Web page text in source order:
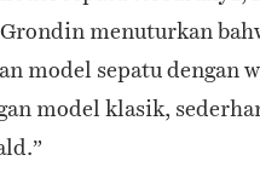
menuturkan
model sepatu dengan
model klasik,